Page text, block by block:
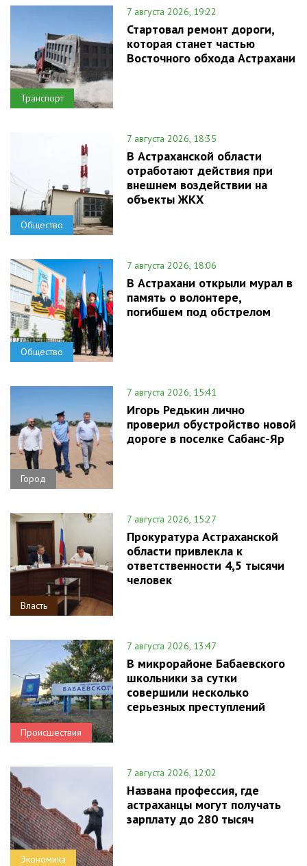
Транспорт
7 августа 2026, 19:22
Стартовал ремонт дороги,
которая станет частью
Восточного обхода Астрахани
Общество
7 августа 2026, 18:35
В Астраханской области
отработают действия при
внешнем воздействии на
объекты ЖКХ
Общество
7 августа 2026, 18:06
В Астрахани открыли мурал в
память о волонтере,
погибшем под обстрелом
Город
7 августа 2026, 15:41
Игорь Редькин лично
проверил обустройство новой
дороге в поселке Сабанс-Яр
Власть
7 августа 2026, 15:27
Прокуратура Астраханской
области привлекла к
ответственности 4,5 тысячи
человек
Происшествия
7 августа 2026, 13:47
В микрорайоне Бабаевского
школьники за сутки
совершили несколько
серьезных преступлений
Экономика
7 августа 2026, 12:02
Названа профессия, где
астраханцы могут получать
зарплату до 280 тысяч